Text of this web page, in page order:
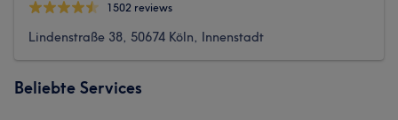
1502 reviews
Lindenstraße 38, 50674 Köln, Innenstadt
Beliebte Services